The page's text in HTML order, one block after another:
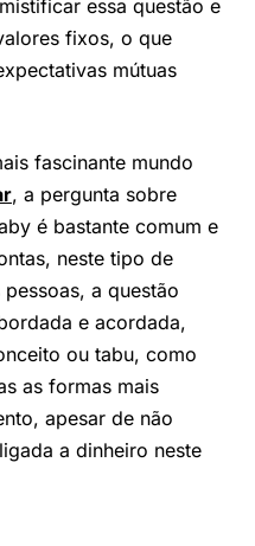
essa questão e
fixos, o que
mútuas
fascinante mundo
, a pergunta sobre
é bastante comum e
neste tipo de
a questão
e acordada,
ou tabu, como
as formas mais
apesar de não
a dinheiro neste